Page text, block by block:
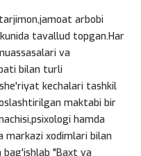
arbobi
tavallud topgan.Har
va
bilan turli
kechalari tashkil
maktabi bir
hamda
xodimlari bilan
"Baxt va